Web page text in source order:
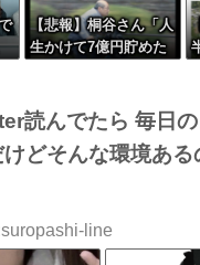
【悲報】桐谷さん「人
生かけて7億円貯めた
ばよかった」後悔の涙
読んでたら 毎日
どそんな環境ある
line